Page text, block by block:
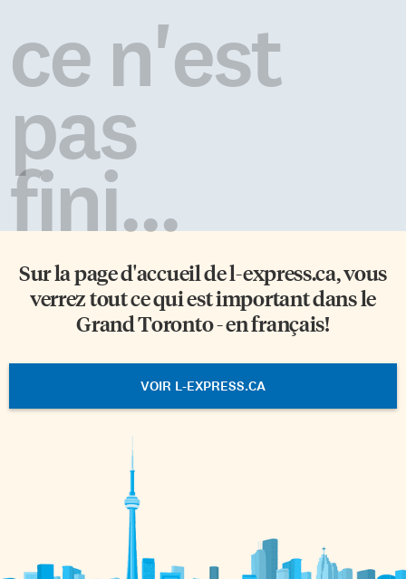
ce n'est
pas
fini...
Sur la page d'accueil del-express.ca, vous
verrez tout ce qui est important dans le
Grand Toronto - en français!
VOIR L-EXPRESS.CA